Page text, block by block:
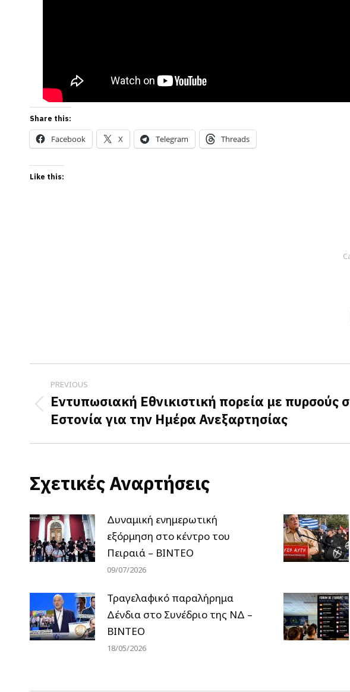
Share this:
Facebook X Telegram Threads
Like this:
Post
navigation
PREVIOUS
Previous
post:
Εντυπωσιακή Εθνικιστική πορεία με πυρσούς
Εστονία για την Ημέρα Ανεξαρτησίας
Σχετικές Αναρτήσεις
Δυναμική ενημερωτική
εξόρμηση στο κέντρο του
Πειραιά – ΒΙΝΤΕΟ
09/07/2026
Τραγελαφικό παραλήρημα
Δένδια στο Συνέδριο της ΝΔ –
ΒΙΝΤΕΟ
18/05/2026